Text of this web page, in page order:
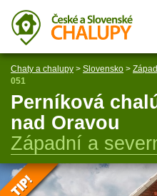
Chaty a chalupy > Slovensko >
051
Perníková
nad Oravou
Západní a